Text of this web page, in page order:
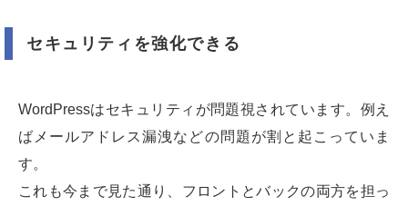
セキュリティを強化できる
WordPressはセキュリティが問題視されています。例え
ばメールアドレス漏洩などの問題が割と起こっていま
す。
これも今まで見た通り、フロントとバックの両方を担っ